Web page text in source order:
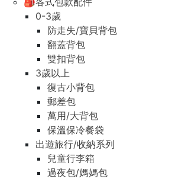
0-3歲
防走失/寶貝背包
翻蓋背包
雙扣背包
3歲以上
復古小背包
郵差包
萬用/大背包
保溫保冷餐袋
出遊旅行/收納系列
兒童行李箱
過夜包/媽媽包